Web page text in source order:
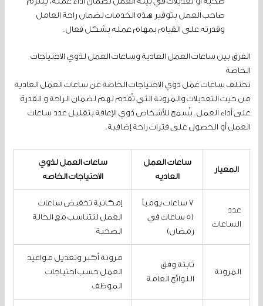
صاحب العمل بتوفير هذه الخدمات لضمان راحة العامل
وقدرته على القيام بمهام عمله بشكل فعال.
الفرق بين ساعات العمل العادية وساعات العمل لذوي الاحتياجات
الخاصة
تختلف ساعات عمل ذوي الاحتياجات الخاصة عن ساعات العمل العادية
من حيث التعديلات والمرونة التي تُقدم لهم لضمان الراحة و القدرة
على أداء العمل. يُسمح للأشخاص ذوي الإعاقة بتقليل عدد ساعات
العمل أو الحصول على فترات راحة إضافية.
المعيار
ساعات العمل
العادية
ساعات العمل لذوي
الاحتياجات الخاصة
عدد
الساعات
7 ساعات يومياً
(5 ساعات في
رمضان)
إمكانية تخفيض ساعات
العمل لتتناسب مع الحالة
الصحية
المرونة
ثابتة وفق
اللوائح العامة
مرونة أكبر وتعديل مواعيد
العمل حسب احتياجات
الموظف